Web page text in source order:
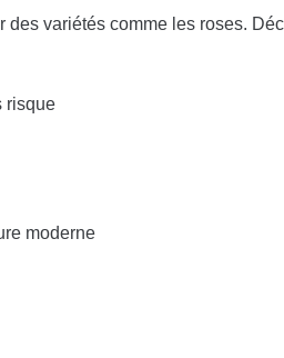
variétés comme les roses.
risque
moderne